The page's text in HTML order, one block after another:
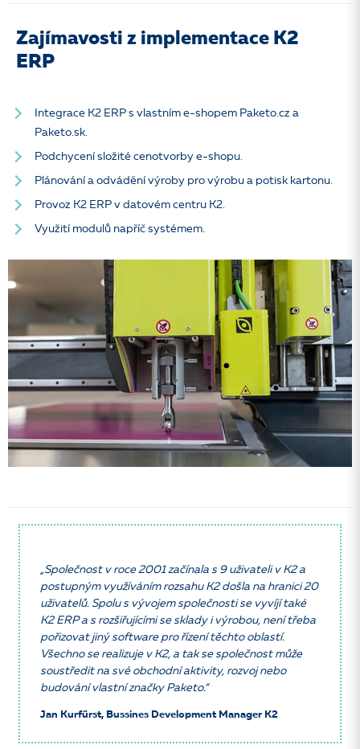
Zajímavosti z implementace K2
ERP
Integrace K2 ERP s vlastním e-shopem Paketo.cz a
Paketo.sk.
Podchycení složité cenotvorby e-shopu.
Plánování a odvádění výroby pro výrobu a potisk kartonu.
Provoz K2 ERP v datovém centru K2.
Využití modulů napříč systémem.
„Společnost v roce 2001 začínala s 9 uživateli v K2 a
postupným využíváním rozsahu K2 došla na hranici 20
uživatelů. Spolu s vývojem společnosti se vyvíjí také
K2 ERP a s rozšiřujícími se sklady i výrobou, není třeba
pořizovat jiný software pro řízení těchto oblastí.
Všechno se realizuje v K2, a tak se společnost může
soustředit na své obchodní aktivity, rozvoj nebo
budování vlastní značky Paketo.“
Jan Kurfűrst, Bussines Development Manager K2